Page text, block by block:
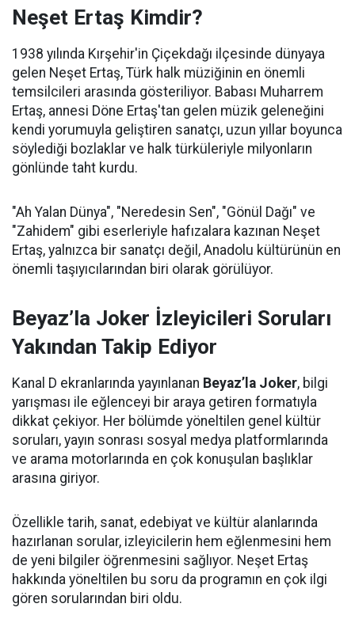
Neşet Ertaş Kimdir?
1938 yılında Kırşehir'in Çiçekdağı ilçesinde dünyaya
gelen Neşet Ertaş, Türk halk müziğinin en önemli
temsilcileri arasında gösteriliyor. Babası Muharrem
Ertaş, annesi Döne Ertaş'tan gelen müzik geleneğini
kendi yorumuyla geliştiren sanatçı, uzun yıllar boyunca
söylediği bozlaklar ve halk türküleriyle milyonların
gönlünde taht kurdu.
"Ah Yalan Dünya", "Neredesin Sen", "Gönül Dağı" ve
"Zahidem" gibi eserleriyle hafızalara kazınan Neşet
Ertaş, yalnızca bir sanatçı değil, Anadolu kültürünün en
önemli taşıyıcılarından biri olarak görülüyor.
Beyaz’la Joker İzleyicileri Soruları
Yakından Takip Ediyor
Kanal D ekranlarında yayınlanan Beyaz’la Joker, bilgi
yarışması ile eğlenceyi bir araya getiren formatıyla
dikkat çekiyor. Her bölümde yöneltilen genel kültür
soruları, yayın sonrası sosyal medya platformlarında
ve arama motorlarında en çok konuşulan başlıklar
arasına giriyor.
Özellikle tarih, sanat, edebiyat ve kültür alanlarında
hazırlanan sorular, izleyicilerin hem eğlenmesini hem
de yeni bilgiler öğrenmesini sağlıyor. Neşet Ertaş
hakkında yöneltilen bu soru da programın en çok ilgi
gören sorularından biri oldu.